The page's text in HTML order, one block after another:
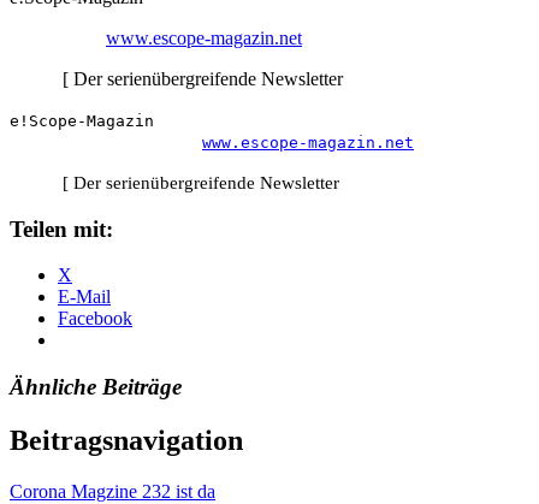
www.escope-magazin.net
[ Der serienübergreifende Newsletter
e!Scope-Magazin
www.escope-magazin.net
[ Der serienübergreifende Newsletter
Teilen mit:
X
E-Mail
Facebook
Ähnliche Beiträge
Beitragsnavigation
Corona Magzine 232 ist da